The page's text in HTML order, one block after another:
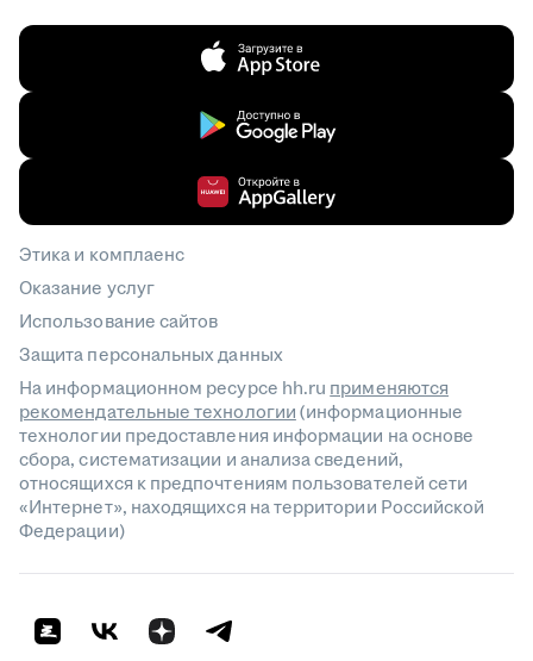
Этика и комплаенс
Оказание услуг
Использование сайтов
Защита персональных данных
На информационном ресурсе hh.ru применяются
рекомендательные технологии(информационные
технологии предоставления информации на основе
сбора, систематизации и анализа сведений,
относящихся к предпочтениям пользователей сети
«Интернет», находящихся на территории Российской
Федерации)